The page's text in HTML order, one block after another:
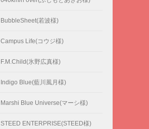
BubbleSheet(若波様)
Campus Life(コウジ様)
F.M.Child(氷野広真様)
Indigo Blue(藍川風月様)
Marshi Blue Universe(マーシ様)
STEED ENTERPRISE(STEED様)